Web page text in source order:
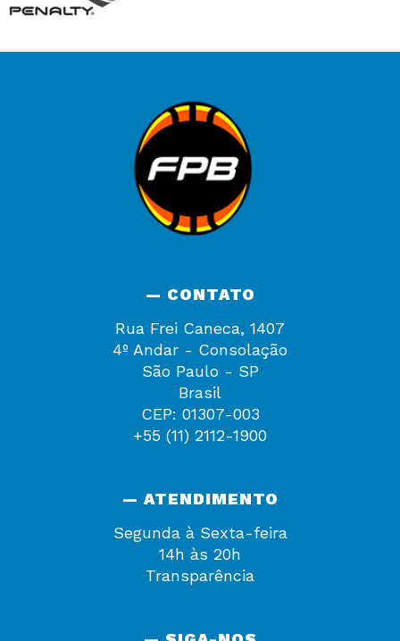
— CONTATO
Rua Frei Caneca, 1407
4º Andar - Consolação
São Paulo - SP
Brasil
CEP: 01307-003
+55 (11) 2112-1900
— ATENDIMENTO
Segunda à Sexta-feira
14h às 20h
Transparência